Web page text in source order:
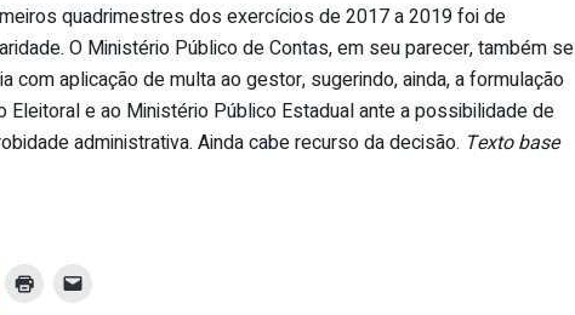
quadrimestres dos exercícios de 2017 a 2019 foi de
O Ministério Público de Contas, em seu parecer, também se
com aplicação de multa ao gestor, sugerindo, ainda, a formulação
e ao Ministério Público Estadual ante a possibilidade de
administrativa. Ainda cabe recurso da decisão. Texto base